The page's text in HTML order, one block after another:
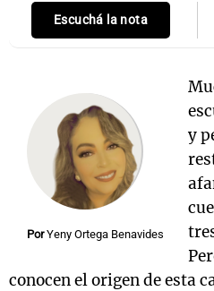
Escuchá la nota
Por Yeny Ortega Benavides
y
conocen el origen de esta